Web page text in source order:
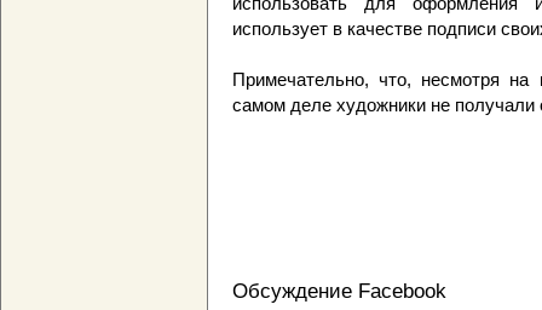
использует в качестве подписи
Примечательно, что, несмотря
самом деле художники не
Обсуждение Facebook